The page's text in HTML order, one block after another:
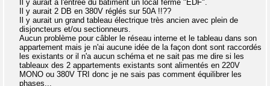
Il y aurait à l'entrée du bâtiment un local fermé "EDF".
Il y aurait 2 DB en 380V réglés sur 50A !!??
Il y aurait un grand tableau électrique très ancien avec plein de
disjoncteurs et/ou sectionneurs.
Aucun problème pour câbler le réseau interne et le tableau dans son
appartement mais je n'ai aucune idée de la façon dont sont raccordés
les existants or il n'a aucun schéma et ne sait pas me dire si les
tableaux des 2 appartements existants sont alimentés en 220V
MONO ou 380V TRI donc je ne sais pas comment équilibrer les
phases...